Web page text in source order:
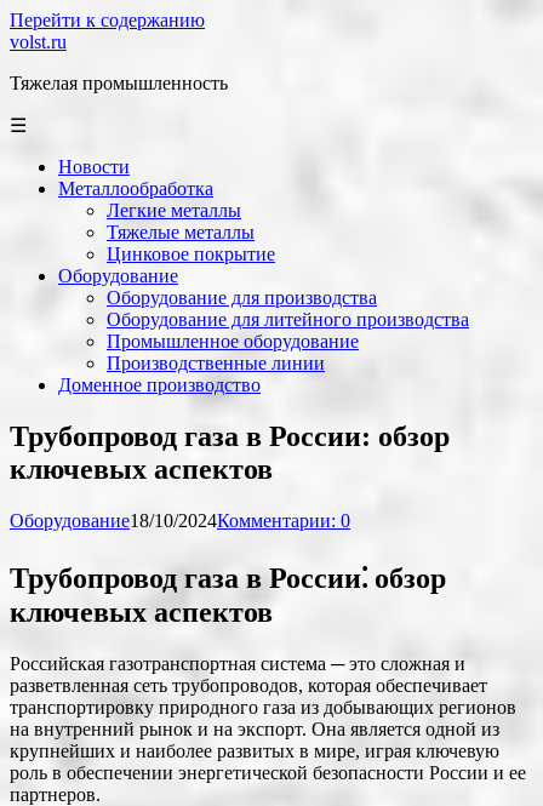
Перейти к содержанию
volst.ru
Тяжелая промышленность
☰
Новости
Металлообработка
Легкие металлы
Тяжелые металлы
Цинковое покрытие
Оборудование
Оборудование для производства
Оборудование для литейного производства
Промышленное оборудование
Производственные линии
Доменное производство
Трубопровод газа в России: обзор
ключевых аспектов
Оборудование18/10/2024Комментарии: 0
Трубопровод газа в России⁚ обзор
ключевых аспектов
Российская газотранспортная система ─ это сложная и
разветвленная сеть трубопроводов, которая обеспечивает
транспортировку природного газа из добывающих регионов
на внутренний рынок и на экспорт. Она является одной из
крупнейших и наиболее развитых в мире, играя ключевую
роль в обеспечении энергетической безопасности России и ее
партнеров.